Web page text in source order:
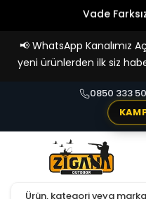
Vade
📢 WhatsApp Kanalımız
yeni ürünlerden ilk siz
0850 333